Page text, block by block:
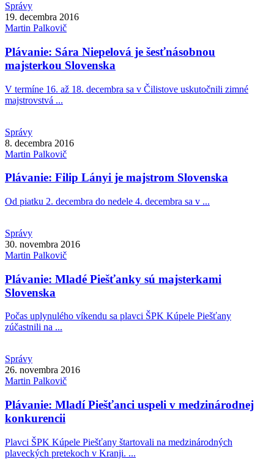
Správy
19. decembra 2016
Martin Palkovič
Plávanie: Sára Niepelová je šesťnásobnou
majsterkou Slovenska
V termíne 16. až 18. decembra sa v Čilistove uskutočnili zimné
majstrovstvá ...
Správy
8. decembra 2016
Martin Palkovič
Plávanie: Filip Lányi je majstrom Slovenska
Od piatku 2. decembra do nedele 4. decembra sa v ...
Správy
30. novembra 2016
Martin Palkovič
Plávanie: Mladé Piešťanky sú majsterkami
Slovenska
Počas uplynulého víkendu sa plavci ŠPK Kúpele Piešťany
zúčastnili na ...
Správy
26. novembra 2016
Martin Palkovič
Plávanie: Mladí Piešťanci uspeli v medzinárodnej
konkurencii
Plavci ŠPK Kúpele Piešťany štartovali na medzinárodných
plaveckých pretekoch v Kranji. ...